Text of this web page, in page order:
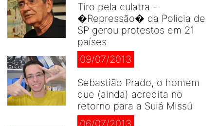
Tiro pela culatra -
�Repressão� da Policia de
SP gerou protestos em 21
países
09/07/2013
Sebastião Prado, o homem
que (ainda) acredita no
retorno para a Suiá Missú
06/07/2013